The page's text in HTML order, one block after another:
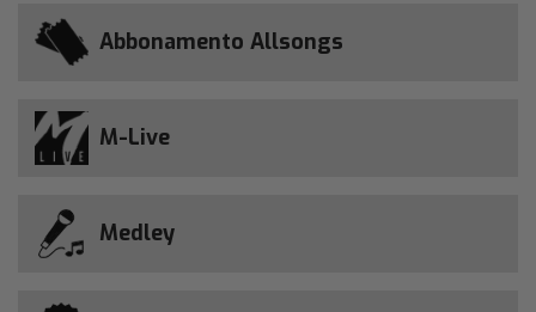
Abbonamento Allsongs
M-Live
Medley